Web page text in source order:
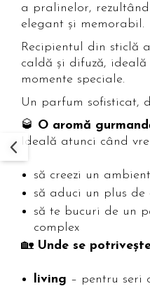
a pralinelor,
elegant și memorabil.
Recipientul din sticlă
caldă și difuză,
momente speciale.
Un parfum sofisticat,
🥃 O aromă
Ideală atunci când
să creezi un
să aduci un plus
să te bucuri de un
complex
🏡 Unde se
living – pentru seri